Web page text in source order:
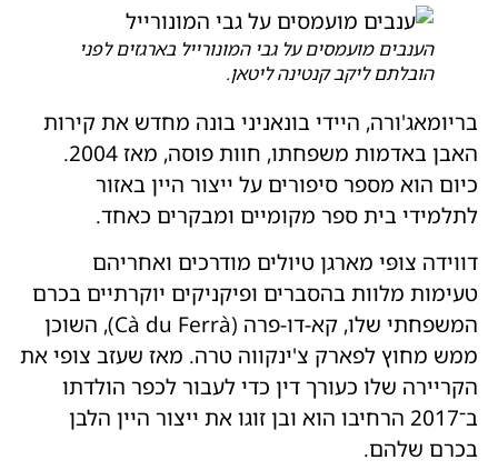
הענבים מועמסים על גבי המונורייל בארגזים לפני
הובלתם ליקב קנטינה ליטאן.
בריומאג'ורה, היידי בונאניני בונה מחדש את קירות
האבן באדמות משפחתו, חוות פוסה, מאז 2004.
כיום הוא מספר סיפורים על ייצור היין באזור
לתלמידי בית ספר מקומיים ומבקרים כאחד.
דווידה צופּי מארגן טיולים מודרכים ואחריהם
טעימות מלוות בהסברים ופיקניקים יוקרתיים בכרם
המשפחתי שלו, קא-דו-פרה (Cà du Ferrà), השוכן
ממש מחוץ לפארק צ'ינקווה טרה. מאז שעזב צופי את
הקריירה שלו כעורך דין כדי לעבור לכפר הולדתו
ב־2017 הרחיבו הוא ובן זוגו את ייצור היין הלבן
בכרם שלהם.